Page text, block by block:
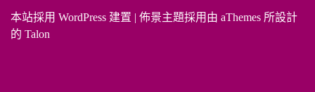
本站採用 WordPress 建置 | 佈景主題採用由 aThemes 所設計
的 Talon